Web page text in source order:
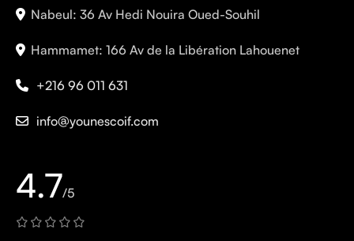
Nabeul: 36 Av Hedi Nouira Oued-Souhil
Hammamet: 166 Av de la Libération Lahouenet
+216 96 011 631
info@younescoif.com
4.7/5